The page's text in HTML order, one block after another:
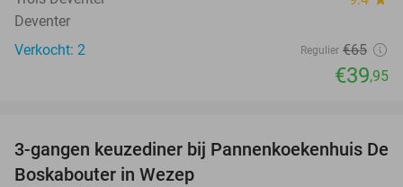
Deventer
Verkocht: 2
Regulier €65
€39,95
36%
3-gangen keuzediner bij Pannenkoekenhuis De
Boskabouter in Wezep